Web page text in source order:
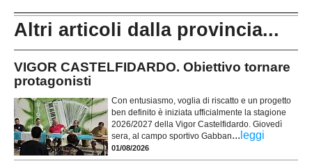
Altri articoli dalla provincia...
VIGOR CASTELFIDARDO. Obiettivo tornare
protagonisti
Con entusiasmo, voglia di riscatto e un progetto
ben definito è iniziata ufficialmente la stagione
2026/2027 della Vigor Castelfidardo. Giovedì
sera, al campo sportivo Gabban... leggi
01/08/2026